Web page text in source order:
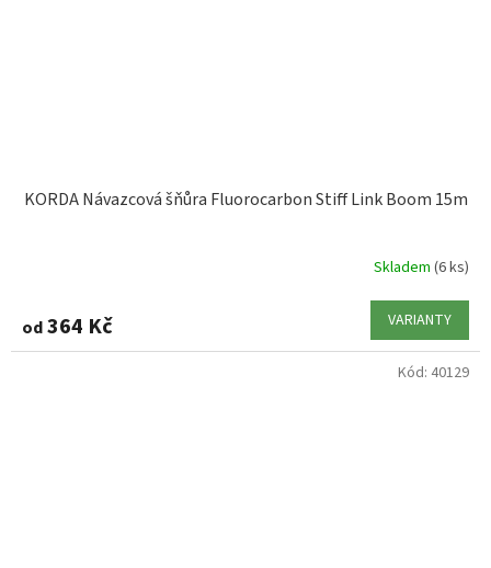
KORDA Návazcová šňůra Fluorocarbon Stiff Link Boom 15m
Skladem (6 ks)
od364 Kč VARIANTY
Kód: 40129